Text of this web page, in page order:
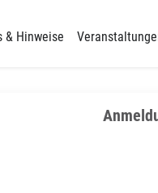
& Hinweise